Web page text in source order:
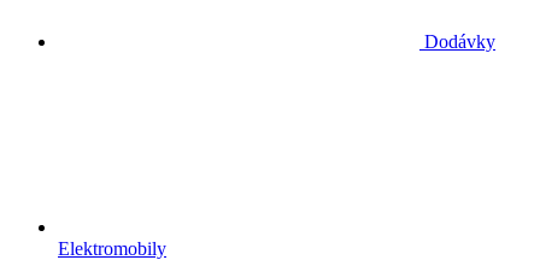
Dodávky
Elektromobily